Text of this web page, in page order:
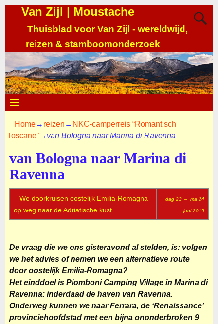
Van Zijl | Moustache
Thuisblad voor Van Zijl - wereldwijd,
reizen & stamboomonderzoek
Home→ reizen → NKC-camperreis “Romantisch
Toscane”→ van Bologna naar Marina di Ravenna
van Bologna naar Marina di
Ravenna
We doorkruisen oostelijk Emilia-Romagna
op weg naar de Adriatische kust
dag 23 – ma 24
juni 2019
De vraag die we ons gisteravond al stelden, is: volgen
we het advies of nemen we een alternatieve route
door oostelijk Emilia-Romagna?
Het einddoel is Piomboni Camping Village in Marina di
Ravenna: inderdaad de haven van Ravenna.
Onderweg kunnen we naar Ferrara, de ‘Renaissance’
provinciehoofdstad met een bijna ononderbroken 9